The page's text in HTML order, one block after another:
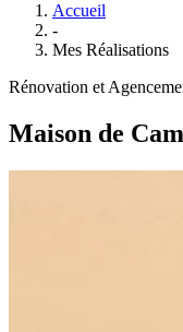
Accueil
-
Mes Réalisations
Rénovation et
Maison de